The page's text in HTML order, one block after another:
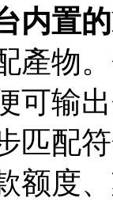
内置
產物
可输
匹配
额度